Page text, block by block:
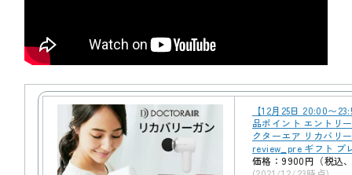
【12月25日 20:00〜
品ポイント エントリ
クターエア リカバリ
review_pre ギフト プ
価格：9900円（税込